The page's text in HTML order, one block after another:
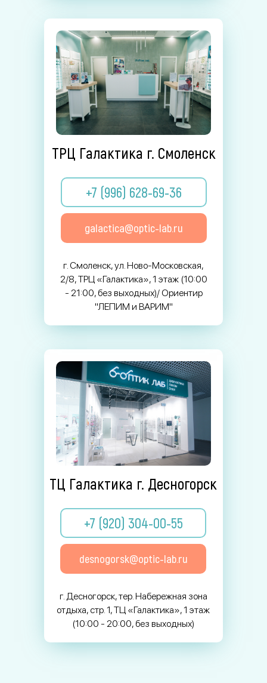
ТЦ Галактика г. Десногорск
+7 (920) 304-00-55
desnogorsk@optic-lab.ru
г. Десногорск, тер. Набережная зона
отдыха, стр. 1, ТЦ «Галактика», 1 этаж
(10:00 - 20:00, без выходных)
+7 (996) 628-69-36
galactica@optic-lab.ru
ТРЦ Галактика г. Смоленск
г. Смоленск, ул. Ново-Московская,
2/8, ТРЦ «Галактика», 1 этаж (10:00
- 21:00, без выходных)/ Ориентир
"ЛЕПИМ и ВАРИМ"